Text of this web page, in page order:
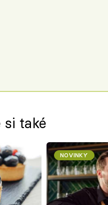
si také
NOVINKY